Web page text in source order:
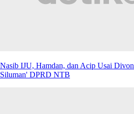
Nasib IJU, Hamdan, dan Acip Usai
Siluman' DPRD NTB